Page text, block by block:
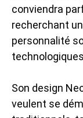
conviendra
recherchant
personnalité
Son design
veulent se